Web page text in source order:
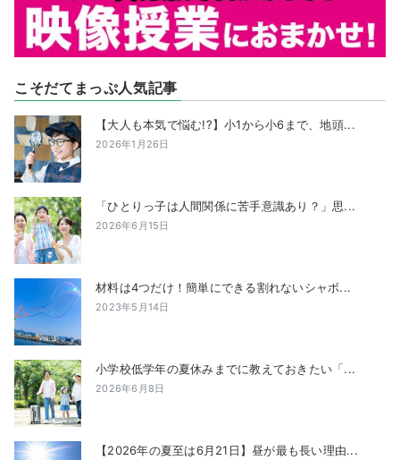
こそだてまっぷ人気記事
【大人も本気で悩む!?】小1から小6まで、地頭...
2026年1月26日
「ひとりっ子は人間関係に苦手意識あり？」思...
2026年6月15日
材料は4つだけ！簡単にできる割れないシャボ...
2023年5月14日
小学校低学年の夏休みまでに教えておきたい「...
2026年6月8日
【2026年の夏至は6月21日】昼が最も長い理由...